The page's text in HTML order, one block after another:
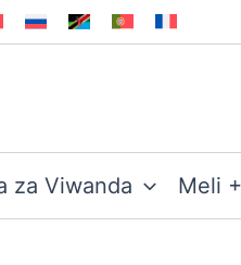
za Viwanda Meli